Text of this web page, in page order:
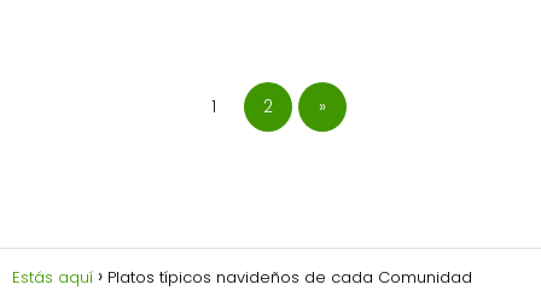
1 2 »
Estás aquí Platos típicos navideños de cada Comunidad